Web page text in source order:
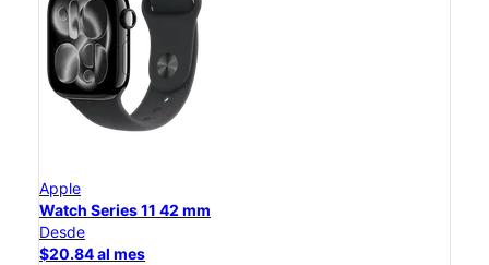
Apple
Watch Series 11 42 mm
Desde
$20.84 al mes